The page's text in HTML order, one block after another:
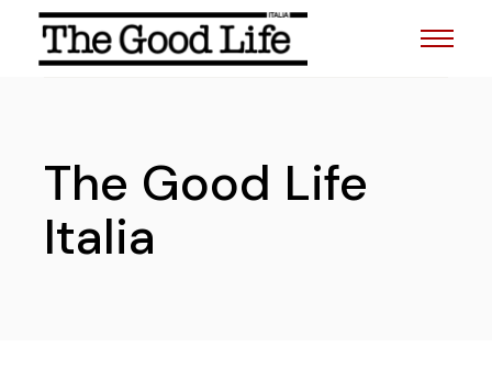
The Good Life
Italia